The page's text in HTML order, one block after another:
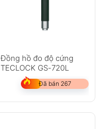
Đồng hồ đo độ cứng
TECLOCK GS-720L
Đã bán 267